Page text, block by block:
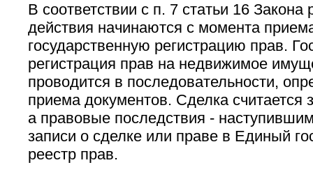
В соответствии с п. 7 статьи 16 Закона
действия начинаются с момента
государственную регистрацию прав.
регистрация прав на недвижимое
проводится в последовательности,
приема документов. Сделка считается
а правовые последствия -
записи о сделке или праве в Единый
реестр прав.